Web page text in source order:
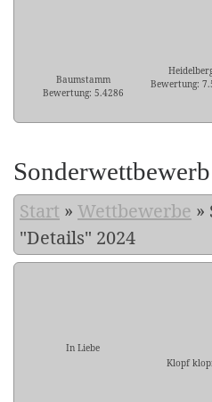
Baumstamm
Bewertung: 5.4286
Bewertung:
Start » Wettbewerbe »
"Details" 2024
In Liebe
Klopf